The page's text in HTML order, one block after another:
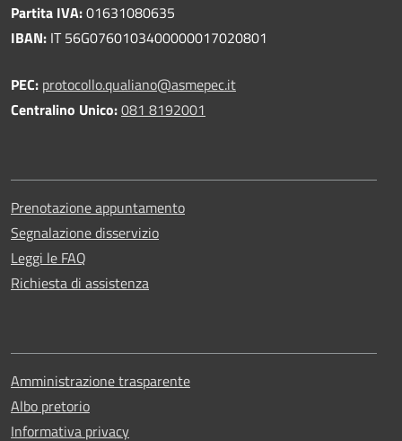
Partita IVA:01631080635
IBAN: IT 56G0760103400000017020801
PEC: protocollo.qualiano@asmepec.it
Centralino Unico:081 8192001
Prenotazione appuntamento
Segnalazione disservizio
Leggi le FAQ
Richiesta di assistenza
Amministrazione trasparente
Albo pretorio
Informativa privacy